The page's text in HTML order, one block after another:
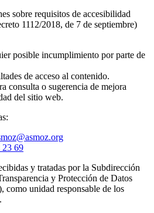
sobre requisitos de accesibilidad
1112/2018, de 7 de septiembre)
posible incumplimiento por parte de
de acceso al contenido.
consulta o sugerencia de mejora
del sitio web.
23 69
y tratadas por la Subdirección
y Protección de Datos
como unidad responsable de los